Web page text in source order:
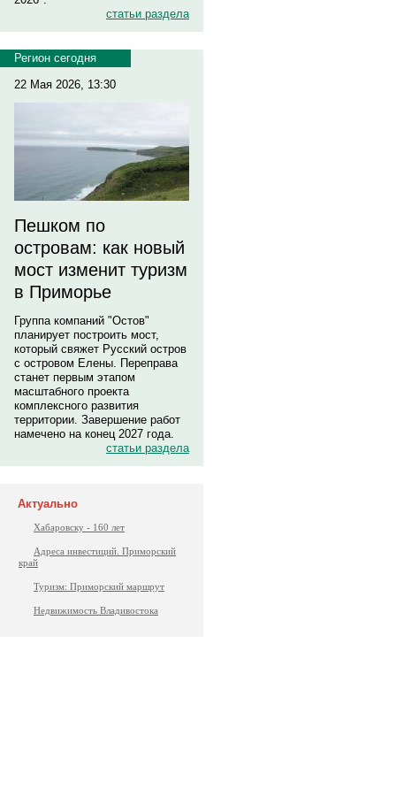
статьи раздела
Регион сегодня
22 Мая 2026, 13:30
Пешком по
островам: как новый
мост изменит туризм
в Приморье
Группа компаний "Остов"
планирует построить мост,
который свяжет Русский остров
с островом Елены. Переправа
станет первым этапом
масштабного проекта
комплексного развития
территории. Завершение работ
намечено на конец 2027 года.
статьи раздела
Актуально
Хабаровску - 160 лет
Адреса инвестиций. Приморский
край
Туризм: Приморский маршрут
Недвижимость Владивостока